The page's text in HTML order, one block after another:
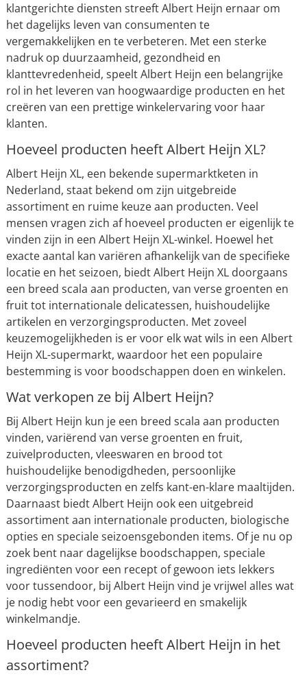
klantgerichte diensten streeft Albert Heijn ernaar om
het dagelijks leven van consumenten te
vergemakkelijken en te verbeteren. Met een sterke
nadruk op duurzaamheid, gezondheid en
klanttevredenheid, speelt Albert Heijn een belangrijke
rol in het leveren van hoogwaardige producten en het
creëren van een prettige winkelervaring voor haar
klanten.
Hoeveel producten heeft Albert Heijn XL?
Albert Heijn XL, een bekende supermarktketen in
Nederland, staat bekend om zijn uitgebreide
assortiment en ruime keuze aan producten. Veel
mensen vragen zich af hoeveel producten er eigenlijk te
vinden zijn in een Albert Heijn XL-winkel. Hoewel het
exacte aantal kan variëren afhankelijk van de specifieke
locatie en het seizoen, biedt Albert Heijn XL doorgaans
een breed scala aan producten, van verse groenten en
fruit tot internationale delicatessen, huishoudelijke
artikelen en verzorgingsproducten. Met zoveel
keuzemogelijkheden is er voor elk wat wils in een Albert
Heijn XL-supermarkt, waardoor het een populaire
bestemming is voor boodschappen doen en winkelen.
Wat verkopen ze bij Albert Heijn?
Bij Albert Heijn kun je een breed scala aan producten
vinden, variërend van verse groenten en fruit,
zuivelproducten, vleeswaren en brood tot
huishoudelijke benodigdheden, persoonlijke
verzorgingsproducten en zelfs kant-en-klare maaltijden.
Daarnaast biedt Albert Heijn ook een uitgebreid
assortiment aan internationale producten, biologische
opties en speciale seizoensgebonden items. Of je nu op
zoek bent naar dagelijkse boodschappen, speciale
ingrediënten voor een recept of gewoon iets lekkers
voor tussendoor, bij Albert Heijn vind je vrijwel alles wat
je nodig hebt voor een gevarieerd en smakelijk
winkelmandje.
Hoeveel producten heeft Albert Heijn in het
assortiment?